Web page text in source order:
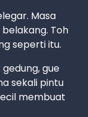
Masa
Toh
seperti itu.
gue
sekali pintu
membuat